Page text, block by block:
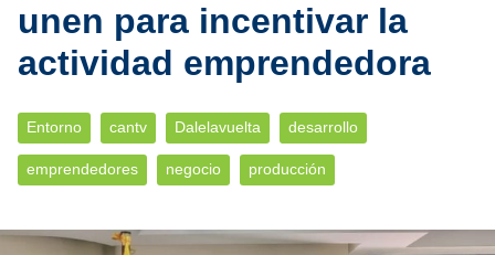
unen para incentivar la
actividad emprendedora
Entorno cantv Dalelavuelta desarrollo
emprendedores negocio producción